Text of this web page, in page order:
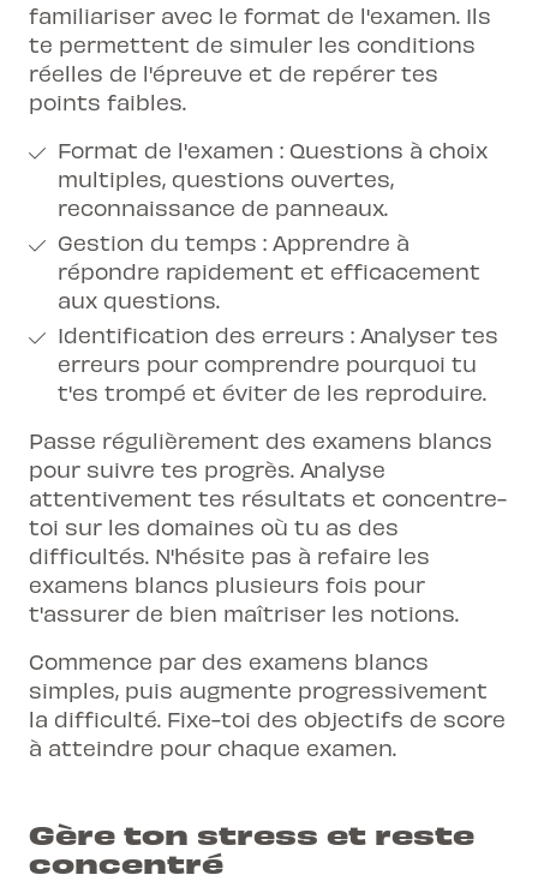
familiariser avec le format de l'examen. Ils
te permettent de simuler les conditions
réelles de l'épreuve et de repérer tes
points faibles.
Format de l'examen : Questions à choix
multiples, questions ouvertes,
reconnaissance de panneaux.
Gestion du temps : Apprendre à
répondre rapidement et efficacement
aux questions.
Identification des erreurs : Analyser tes
erreurs pour comprendre pourquoi tu
t'es trompé et éviter de les reproduire.
Passe régulièrement des examens blancs
pour suivre tes progrès. Analyse
attentivement tes résultats et concentre-
toi sur les domaines où tu as des
difficultés. N'hésite pas à refaire les
examens blancs plusieurs fois pour
t'assurer de bien maîtriser les notions.
Commence par des examens blancs
simples, puis augmente progressivement
la difficulté. Fixe-toi des objectifs de score
à atteindre pour chaque examen.
Gère ton stress et reste
concentré